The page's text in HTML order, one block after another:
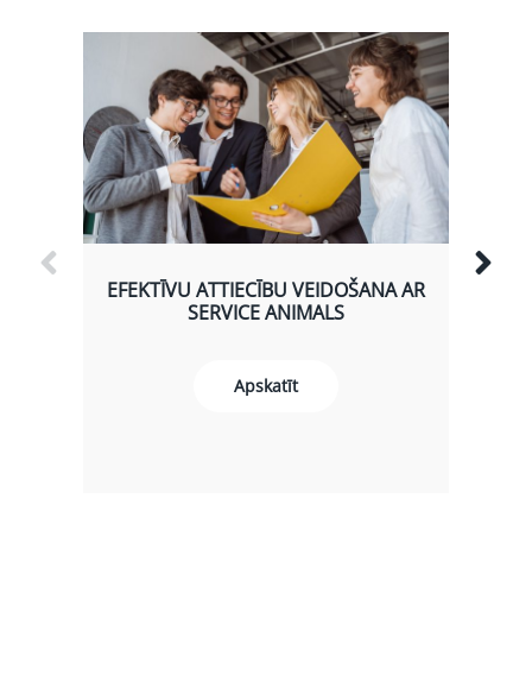
EFEKTĪVU ATTIECĪBU VEIDOŠANA AR
SERVICE ANIMALS
Apskatīt